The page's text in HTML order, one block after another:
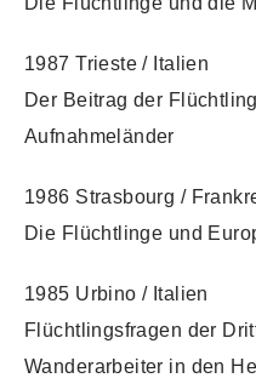
1987 Trieste / Italien
Der Beitrag der
Aufnahmeländer
1986 Strasbourg /
Die Flüchtlinge und
1985 Urbino / Italien
Flüchtlingsfragen der
Wanderarbeiter in den